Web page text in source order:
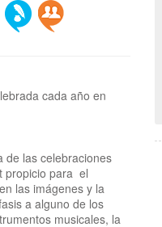
cada año en
de las celebraciones
propicio para el
las imágenes y la
a alguno de los
musicales, la